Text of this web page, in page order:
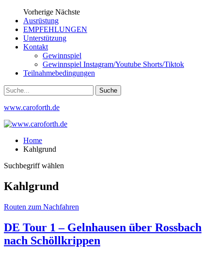
Vorherige Nächste
Ausrüstung
EMPFEHLUNGEN
Unterstützung
Kontakt
Gewinnspiel
Gewinnspiel Instagram/Youtube Shorts/Tiktok
Teilnahmebedingungen
www.caroforth.de
Home
Kahlgrund
Suchbegriff wählen
Kahlgrund
Routen zum Nachfahren
DE Tour 1 – Gelnhausen über Rossbach
nach Schöllkrippen